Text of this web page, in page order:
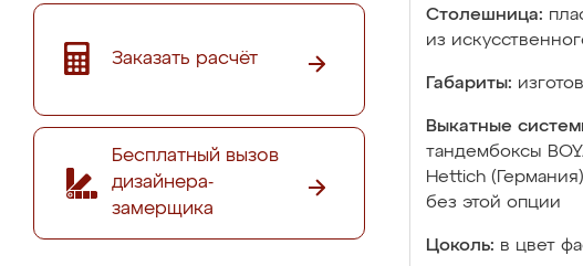
Заказать расчёт
Бесплатный вызов
дизайнера-
замерщика
Столешница:
из
Габариты:
Выкатные
тандембоксы
Hettich
без этой опции
Цоколь: в цвет